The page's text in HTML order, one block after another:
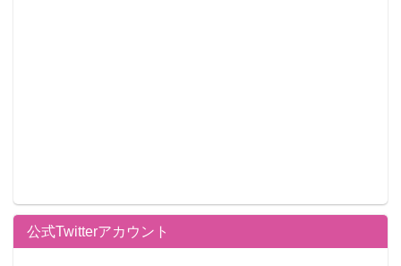
公式Twitterアカウント